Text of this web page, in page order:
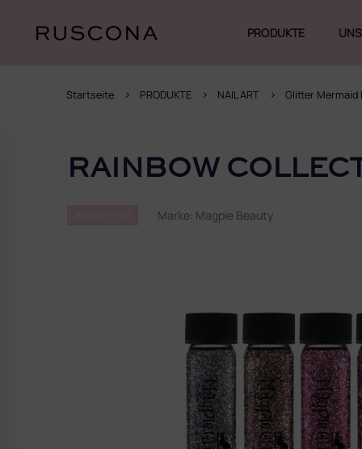
springen
PRODUKTE
Startseite PRODUKTE NAIL ART Glitter Mermaid
e
RAINBOW
Marke: Magpie Beauty